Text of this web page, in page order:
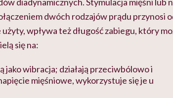
dwóch rodzajów prądu przynosi
wpływa też długość zabiegu, który
się na:
jako wibracja; działają przeciwbólowo i
mięśniowe, wykorzystuje się je u